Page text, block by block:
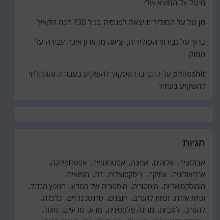
מיטל על המוצא שלי
חן טל על הסולידית יצאה לפנסיה בגיל 30? הנה הקאץ'
ברוך על גבירתי הסולידית, יציאה מהארון אינה עבירה על
החוק
philoshit על היום בו הפסקתי להשקיע בעבודה והתחלתי
להשקיע בעתיד
תגיות
אבולוציה אלוהים אמונה אסטרונומיה
אסטרופיזיקה
ארכיאולוגיה
אתיקה ביסקסואלים דת הומואים
הומוסקסואליות היסטוריה היסטוריה של המדע המפץ הגדול
זכויות אזרח זכויות להט"ב חוצנים טרנסג'נדרים
כלכלה
להט"ב
לסביות מדינה פלסטינית מדע מדעיזם
מוסר